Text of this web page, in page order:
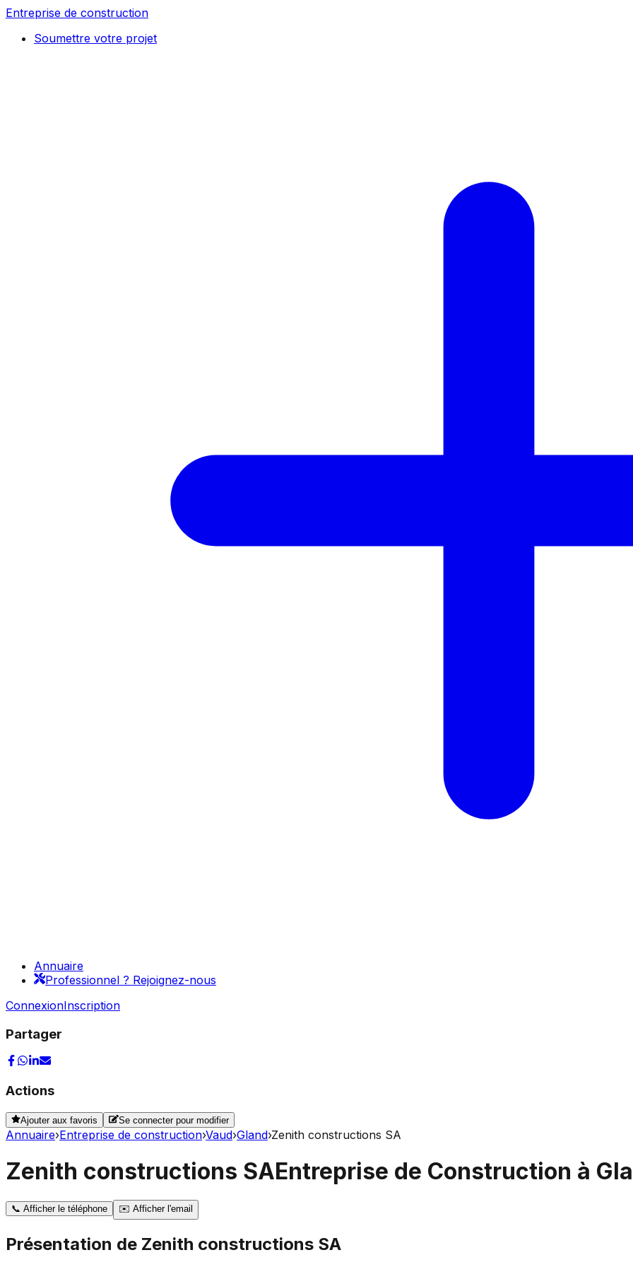
Entreprise de construction
Soumettre votre projet
Annuaire
Professionnel ? Rejoignez-nous
ConnexionInscription
Partager
Actions
Ajouter aux favoris Se connecter pour modifier
Annuaire›Entreprise de construction›Vaud›Gland›Zenith constructions SA
Zenith constructions SAEntreprise de Construction à
📞 Afficher le téléphone ✉️ Afficher l'email
Présentation de Zenith constructions SA